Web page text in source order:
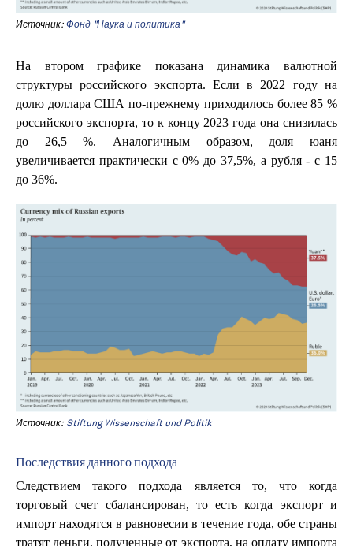
Источник: Фонд "Наука и политика"
На втором графике показана динамика валютной
структуры российского экспорта. Если в 2022 году на
долю доллара США по-прежнему приходилось более 85 %
российского экспорта, то к концу 2023 года она снизилась
до 26,5 %. Аналогичным образом, доля юаня
увеличивается практически с 0% до 37,5%, а рубля - с 15
до 36%.
Источник: Stiftung Wissenschaft und Politik
Последствия данного подхода
Следствием такого подхода является то, что когда
торговый счет сбалансирован, то есть когда экспорт и
импорт находятся в равновесии в течение года, обе страны
тратят деньги, полученные от экспорта, на оплату импорта